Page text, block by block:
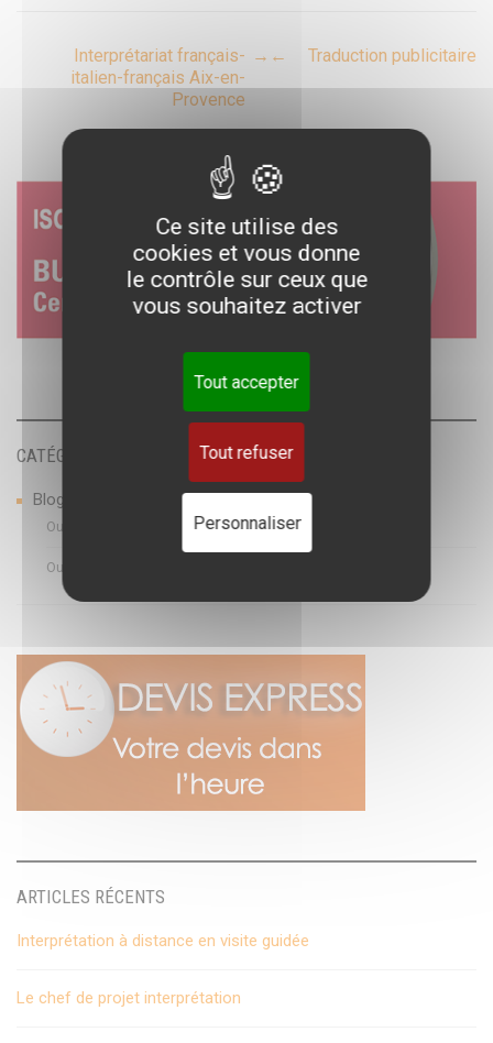
Post
navigation
← Traduction publicitaire
Interprétariat français-
italien-français Aix-en-
Provence
→
CATÉGORIES
Blog
Outil de TAO
Outils de sous titrage
ARTICLES RÉCENTS
Interprétation à distance en visite guidée
Le chef de projet interprétation
Ce site utilise des
cookies et vous donne
le contrôle sur ceux que
vous souhaitez activer
Tout accepter
Tout refuser
Personnaliser